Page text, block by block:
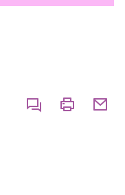
CommenterImprimer